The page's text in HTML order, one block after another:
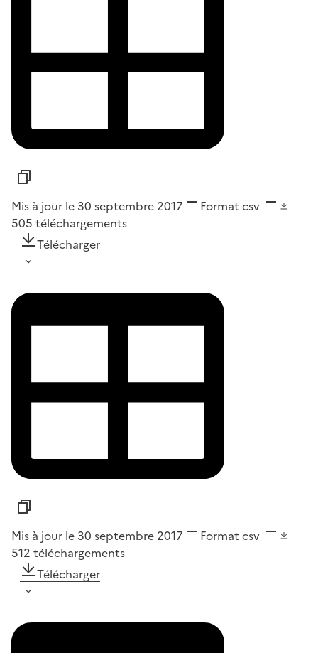
Mis à jour le 30 septembre 2017 Format csv
505 téléchargements
Télécharger
Mis à jour le 30 septembre 2017 Format csv
512 téléchargements
Télécharger